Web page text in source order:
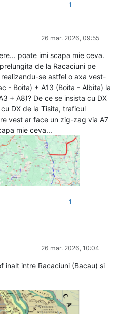
1
26 mar. 2026, 09:55
poate imi scapa mie ceva.
de la Racaciuni pe
se astfel o axa vest-
- Boita) + A13 (Boita - Albita) la
+ A8)? De ce se insista cu DX
DX de la Tisita, traficul
vest ar face un zig-zag via A7
mie ceva...
1
26 mar. 2026, 10:04
inalt intre Racaciuni (Bacau) si